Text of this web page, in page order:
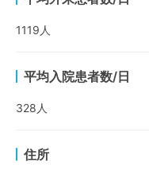
1119 人
平均入院患者数/日
328 人
住所